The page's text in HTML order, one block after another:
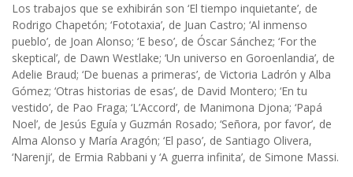
Los trabajos que se exhibirán son ‘El tiempo inquietante’, de
Rodrigo Chapetón; ‘Fototaxia’, de Juan Castro; ‘Al inmenso
pueblo’, de Joan Alonso; ‘E beso’, de Óscar Sánchez; ‘For the
skeptical’, de Dawn Westlake; ‘Un universo en Goroenlandia’, de
Adelie Braud; ‘De buenas a primeras’, de Victoria Ladrón y Alba
Gómez; ‘Otras historias de esas’, de David Montero; ‘En tu
vestido’, de Pao Fraga; ‘L’Accord’, de Manimona Djona; ‘Papá
Noel’, de Jesús Eguía y Guzmán Rosado; ‘Señora, por favor’, de
Alma Alonso y María Aragón; ‘El paso’, de Santiago Olivera,
‘Narenji’, de Ermia Rabbani y ‘A guerra infinita’, de Simone Massi.